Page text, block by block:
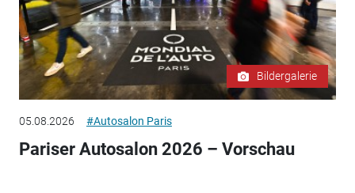
Bildergalerie
05.08.2026 #Autosalon Paris
Pariser Autosalon 2026 – Vorschau